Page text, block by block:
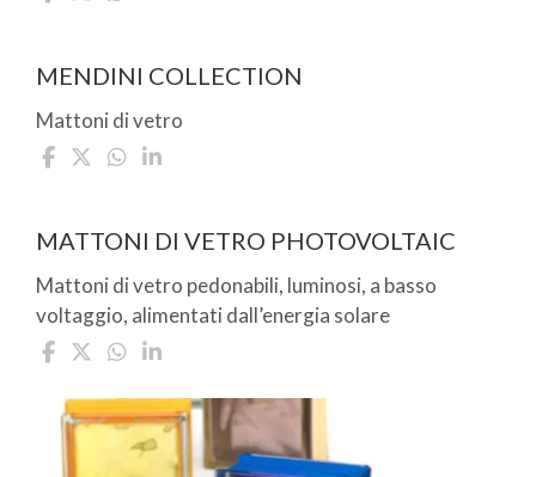
MENDINI COLLECTION
Mattoni di vetro
MATTONI DI VETRO PHOTOVOLTAIC
Mattoni di vetro pedonabili, luminosi, a basso
voltaggio, alimentati dall’energia solare